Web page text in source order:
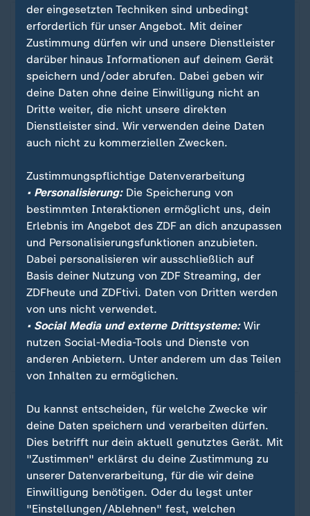
X-Post der israelischen Streitkräfte
Ein Klick für den Datenschutz
Erst wenn Sie hier klicken, werden Bilder und
andere Daten von X nachgeladen. Ihre IP-
Adresse wird dabei an externe Server von X
Social Media-Anbieters können Sie sich auf
der Seite von X informieren. Um Ihre künftigen
Besuche zu erleichtern, speichern wir Ihre
Zustimmung in denDatenschutzeinstellungen.
Ihre Zustimmung können Sie im Bereich
„Meine News“ jederzeit widerrufen.
X-Inhalte anzeigen
Datenschutzeinstellungen anpassen
der eingesetzten Techniken sind unbedingt
erforderlich für unser Angebot. Mit deiner
Zustimmung dürfen wir und unsere Dienstleister
darüber hinaus Informationen auf deinem Gerät
speichern und/oder abrufen. Dabei geben wir
deine Daten ohne deine Einwilligung nicht an
Dritte weiter, die nicht unsere direkten
Dienstleister sind. Wir verwenden deine Daten
auch nicht zu kommerziellen Zwecken.
Zustimmungspflichtige Datenverarbeitung
• Personalisierung:Die Speicherung von
bestimmten Interaktionen ermöglicht uns, dein
Erlebnis im Angebot des ZDF an dich anzupassen
und Personalisierungsfunktionen anzubieten.
Dabei personalisieren wir ausschließlich auf
Basis deiner Nutzung von ZDF Streaming, der
ZDFheute und ZDFtivi. Daten von Dritten werden
von uns nicht verwendet.
• Social Media und externe Drittsysteme:Wir
nutzen Social-Media-Tools und Dienste von
anderen Anbietern. Unter anderem um das Teilen
von Inhalten zu ermöglichen.
Du kannst entscheiden, für welche Zwecke wir
deine Daten speichern und verarbeiten dürfen.
Dies betrifft nur dein aktuell genutztes Gerät. Mit
"Zustimmen" erklärst du deine Zustimmung zu
unserer Datenverarbeitung, für die wir deine
Einwilligung benötigen. Oder du legst unter
"Einstellungen/Ablehnen" fest, welchen